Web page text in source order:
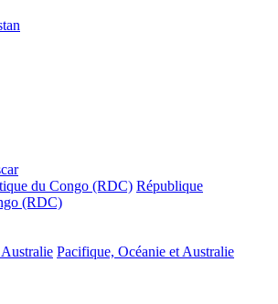
du Congo (RDC) République
(RDC)
Pacifique, Océanie et Australie